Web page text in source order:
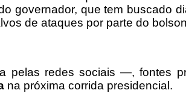
governador, que tem buscado
de ataques por parte do
pelas redes sociais —, fontes
na próxima corrida presidencial.